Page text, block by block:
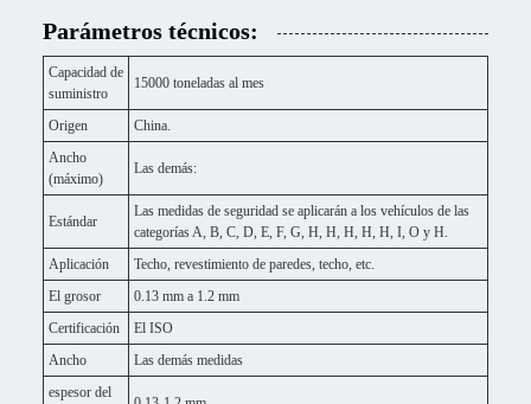
Parámetros técnicos:
Capacidad de
suministro
15000 toneladas al mes
Origen
China.
Ancho
(máximo)
Las demás:
Estándar
Las medidas de seguridad se aplicarán a los vehículos de las
categorías A, B, C, D, E, F, G, H, H, H, H, H, I, O y H.
Aplicación
Techo, revestimiento de paredes, techo, etc.
El grosor
0.13 mm a 1.2 mm
Certificación
El ISO
Ancho
Las demás medidas
espesor del